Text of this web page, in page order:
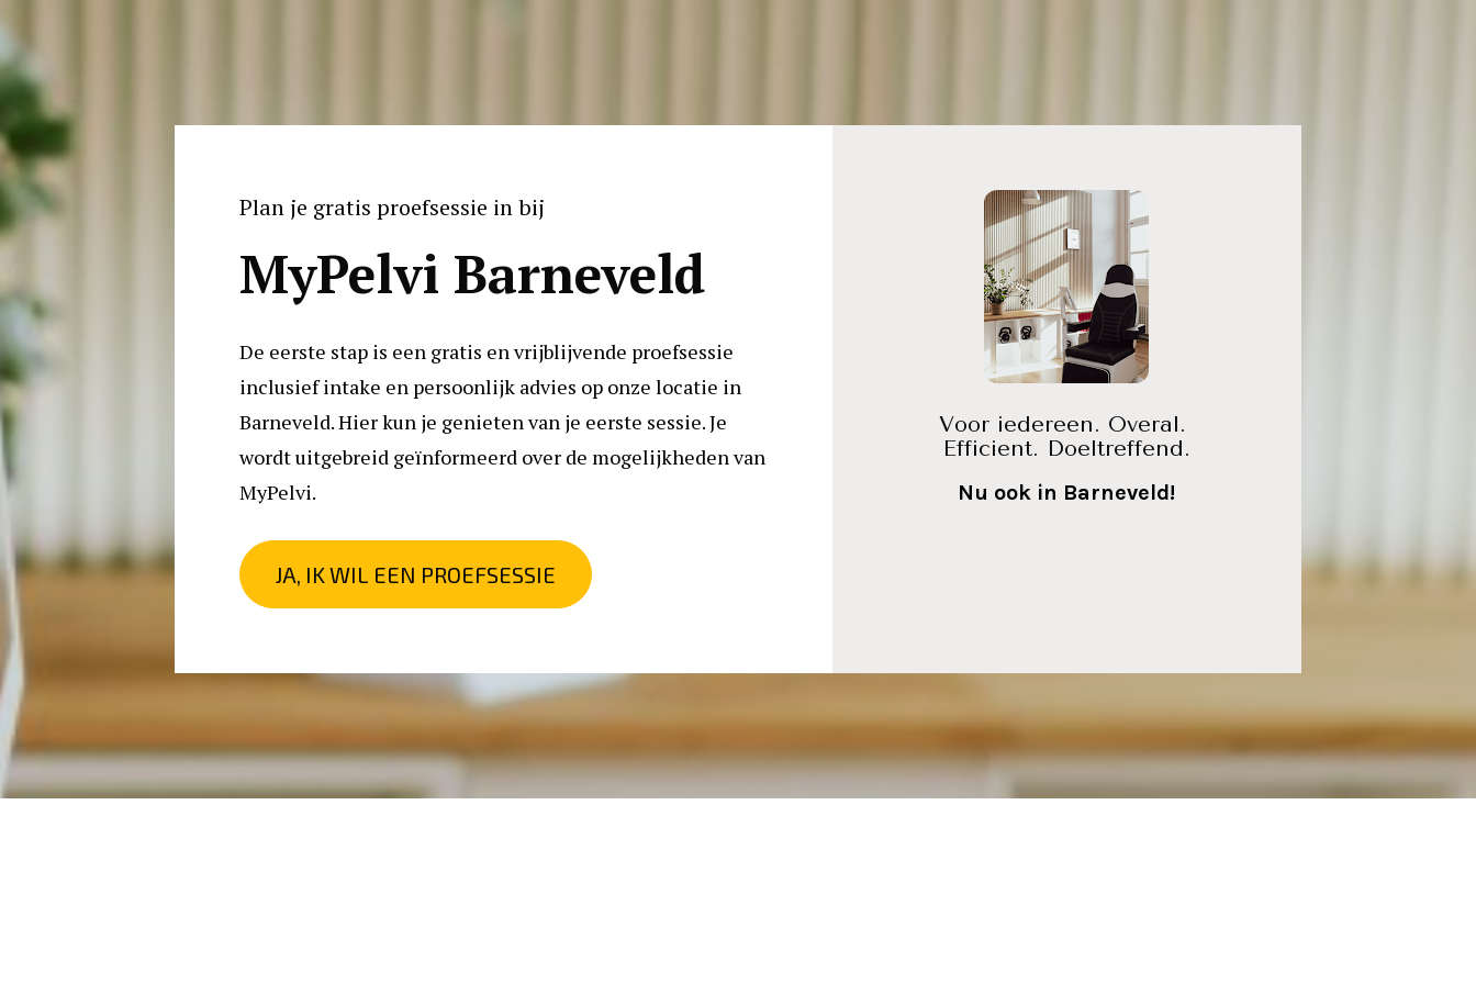
Plan je gratis proefsessie in bij
MyPelvi Barneveld
De eerste stap is een gratis en vrijblijvende proefsessie
inclusief intake en persoonlijk advies op onze locatie in
Barneveld. Hier kun je genieten van je eerste sessie. Je
wordt uitgebreid geïnformeerd over de mogelijkheden van
MyPelvi.
JA, IK WIL EEN PROEFSESSIE
Voor iedereen. Overal.
Efficient. Doeltreffend.
Nu ook in Barneveld!